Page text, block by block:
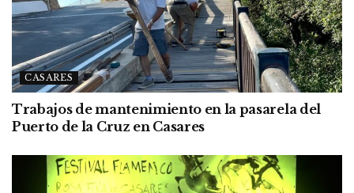
CASARES
Trabajos de mantenimiento en la pasarela del
Puerto de la Cruz en Casares